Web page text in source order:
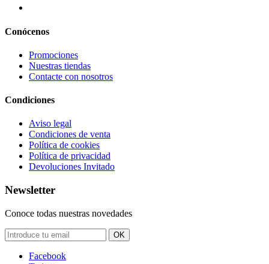
Conócenos
Promociones
Nuestras tiendas
Contacte con nosotros
Condiciones
Aviso legal
Condiciones de venta
Política de cookies
Política de privacidad
Devoluciones Invitado
Newsletter
Conoce todas nuestras novedades
OK
Facebook